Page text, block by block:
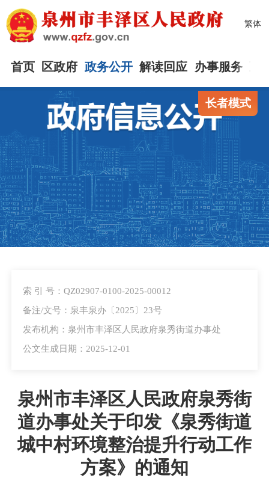
繁体
首页 区政府 政务公开 解读回应 办事服务
长者模式
索 引 号：QZ02907-0100-2025-00012
备注/文号：泉丰泉办〔2025〕23号
发布机构：泉州市丰泽区人民政府泉秀街道办事处
公文生成日期：2025-12-01
泉州市丰泽区人民政府泉秀街
道办事处关于印发《泉秀街道
城中村环境整治提升行动工作
方案》的通知